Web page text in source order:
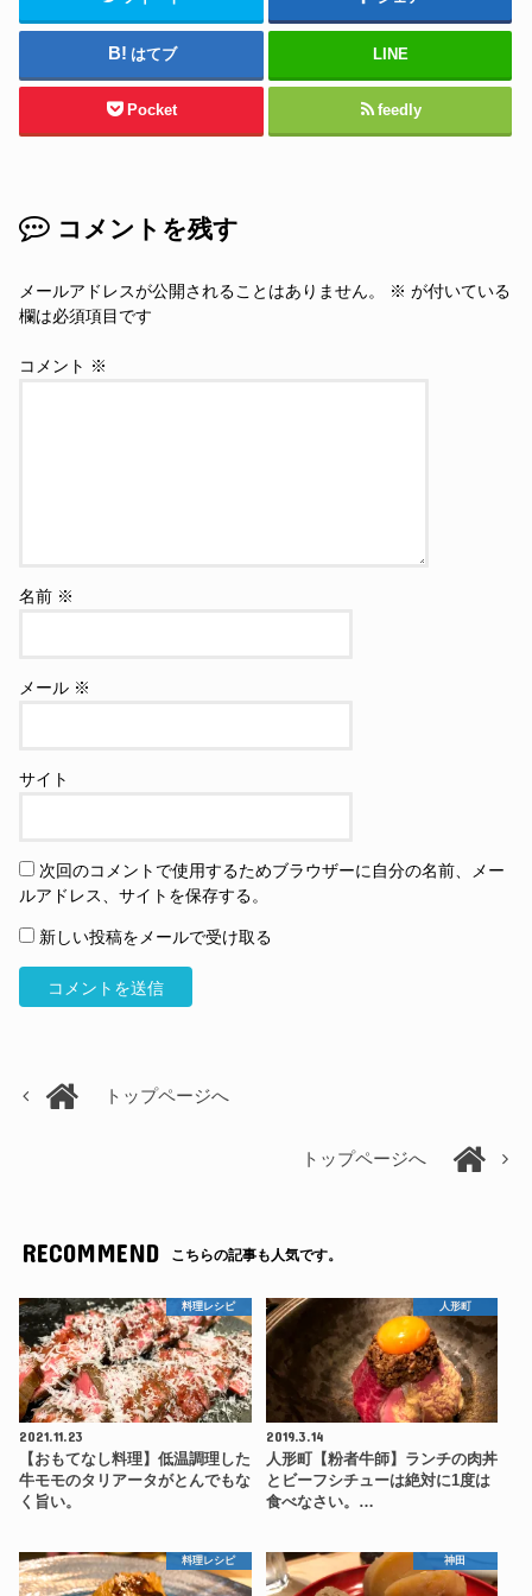
はてブ LINE
Pocket feedly
コメントを残す
メールアドレスが公開されることはありません。 ※ が付いている
欄は必須項目です
コメント ※
名前 ※
メール ※
サイト
次回のコメントで使用するためブラウザーに自分の名前、メー
ルアドレス、サイトを保存する。
新しい投稿をメールで受け取る
トップページへ
トップページへ
RECOMMEND こちらの記事も人気です。
料理レシピ
2021.11.23
【おもてなし料理】低温調理した
牛モモのタリアータがとんでもな
く旨い。
人形町
2019.3.14
人形町【粉者牛師】ランチの肉丼
とビーフシチューは絶対に1度は
食べなさい。…
料理レシピ 神田